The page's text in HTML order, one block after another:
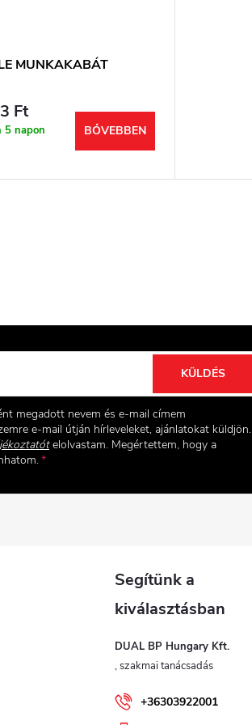
MUNKAKABÁT
Ft
5 napon BŐVEBBEN
megadott nevem és e-mail címem
e-mail útján hírleveleket, ajánlatokat küldjön.
elolvastam. Megértettem, hogy a
KÜLDÉS
DUAL BP Hungary Kft.
+36303922001